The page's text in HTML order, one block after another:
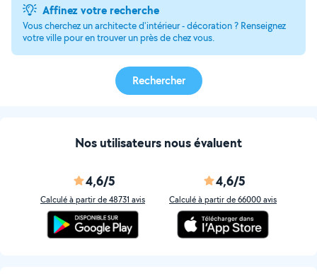
Affinez votre recherche
Vous cherchez un architecte d'intérieur - décoration ? Renseignez
votre ville pour en trouver un près de chez vous.
Rechercher
Nos utilisateurs nous évaluent
4,6/5
Calculé à partir de 48731 avis
4,6/5
Calculé à partir de 66000 avis